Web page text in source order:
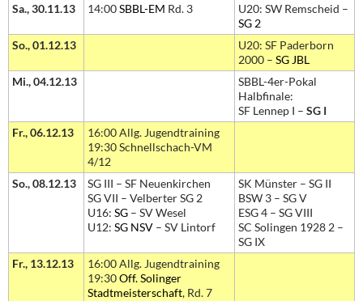
Sa., 30.11.13
14:00SBBL-EM Rd. 3
U20: SW Remscheid –
SG 2
So., 01.12.13
U20: SF Paderborn
2000 – SG JBL
Mi., 04.12.13
SBBL-4er-Pokal
Halbfinale:
SF Lennep I – SG I
Fr., 06.12.13
16:00 Allg. Jugendtraining
19:30 Schnellschach-VM
4/12
So., 08.12.13
SG III – SF Neuenkirchen
SG VII – Velberter SG 2
U16: SG – SV Wesel
U12: SG NSV – SV Lintorf
SK Münster – SG II
BSW 3 – SG V
ESG 4 – SG VIII
SC Solingen 1928 2 –
SG IX
Fr., 13.12.13
16:00 Allg. Jugendtraining
19:30Off. Solinger
Stadtmeisterschaft, Rd. 7